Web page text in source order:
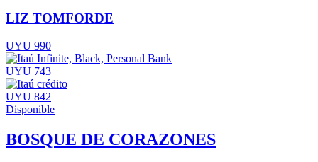
LIZ TOMFORDE
UYU 990
UYU 743
UYU 842
Disponible
BOSQUE DE CORAZONES